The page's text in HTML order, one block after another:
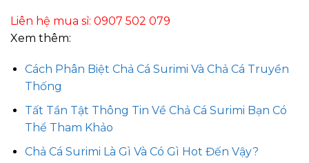
Liên hệ mua sỉ: 0907 502 079
Xem thêm:
Cách Phân Biệt Chả Cá Surimi Và Chả Cá Truyền
Thống
Tất Tần Tật Thông Tin Về Chả Cá Surimi Bạn Có
Thể Tham Khảo
Chả Cá Surimi Là Gì Và Có Gì Hot Đến Vậy?